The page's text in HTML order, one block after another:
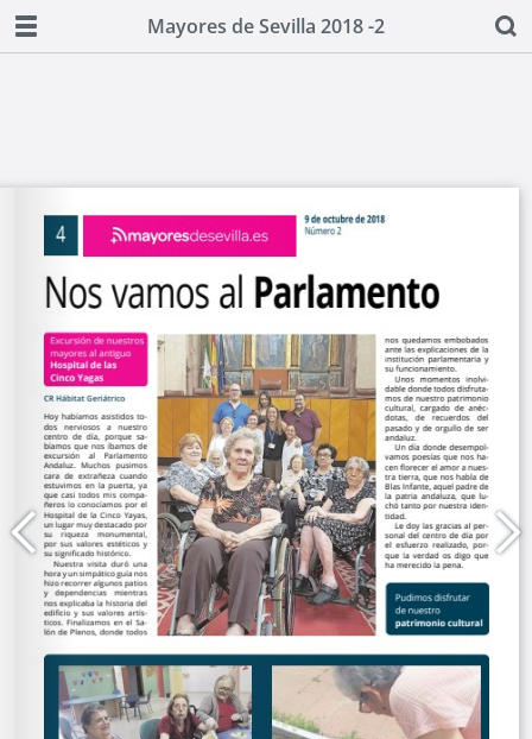
Mayores de Sevilla 2018 -2